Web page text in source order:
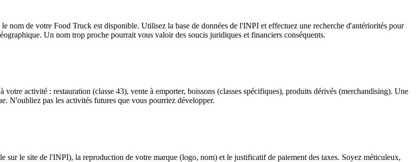
nom de votre Food Truck est disponible. Utilisez la base de données de l'INPI et effectuez une recherche d'antériorités pour
Un nom trop proche pourrait vous valoir des soucis juridiques et financiers conséquents.
activité : restauration (classe 43), vente à emporter, boissons (classes spécifiques), produits dérivés (merchandising). Une
N'oubliez pas les activités futures que vous pourriez développer.
sur le site de l'INPI), la reproduction de votre marque (logo, nom) et le justificatif de paiement des taxes. Soyez méticuleux,